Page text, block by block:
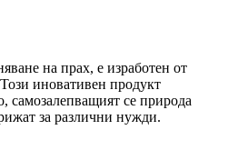
на прах, е изработен от
иновативен продукт
самозалепващият се природа
за различни нужди.